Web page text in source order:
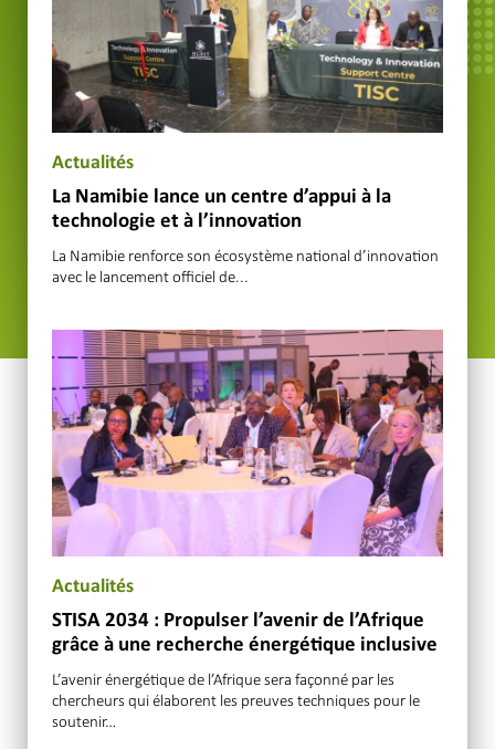
Actualités
La Namibie lance un centre d’appui à la
technologie et à l’innovation
La Namibie renforce son écosystème national d’innovation
avec le lancement officiel de...
Actualités
STISA 2034 : Propulser l’avenir de l’Afrique
grâce à une recherche énergétique inclusive
L’avenir énergétique de l’Afrique sera façonné par les
chercheurs qui élaborent les preuves techniques pour le
soutenir…